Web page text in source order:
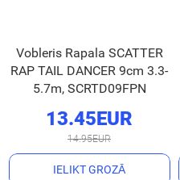
Vobleris Rapala SCATTER
RAP TAIL DANCER 9cm 3.3-
5.7m, SCRTD09FPN
13.45EUR
14.95EUR
IELIKT GROZĀ